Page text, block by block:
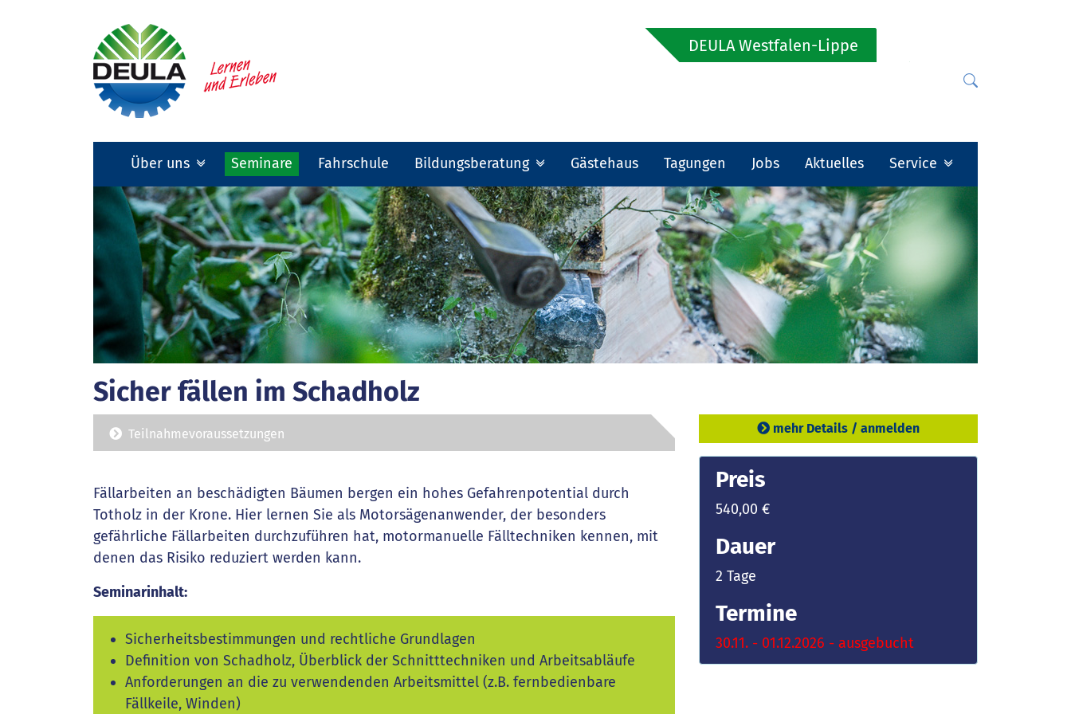
DEULA Westfalen-Lippe
Über uns Seminare Fahrschule Bildungsberatung Gästehaus Tagungen Jobs Aktuelles Service
Sicher fällen im Schadholz
Teilnahmevoraussetzungen
Fällarbeiten an beschädigten Bäumen bergen ein hohes Gefahrenpotential durch
Totholz in der Krone. Hier lernen Sie als Motorsägenanwender, der besonders
gefährliche Fällarbeiten durchzuführen hat, motormanuelle Fälltechniken kennen, mit
denen das Risiko reduziert werden kann.
Seminarinhalt:
Sicherheitsbestimmungen und rechtliche Grundlagen
Definition von Schadholz, Überblick der Schnitttechniken und Arbeitsabläufe
Anforderungen an die zu verwendenden Arbeitsmittel (z.B. fernbedienbare
Fällkeile, Winden)
mehr Details / anmelden
Preis
540,00 €
Dauer
2 Tage
Termine
30.11. - 01.12.2026 - ausgebucht